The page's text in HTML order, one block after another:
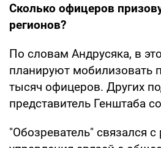
Сколько офицеров
регионов?
По словам Андрусяка, в
планируют мобилизовать
тысяч офицеров. Других
представитель Генштаба
"Обозреватель" связался